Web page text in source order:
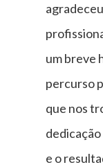
um breve
percurso
que nos
e o